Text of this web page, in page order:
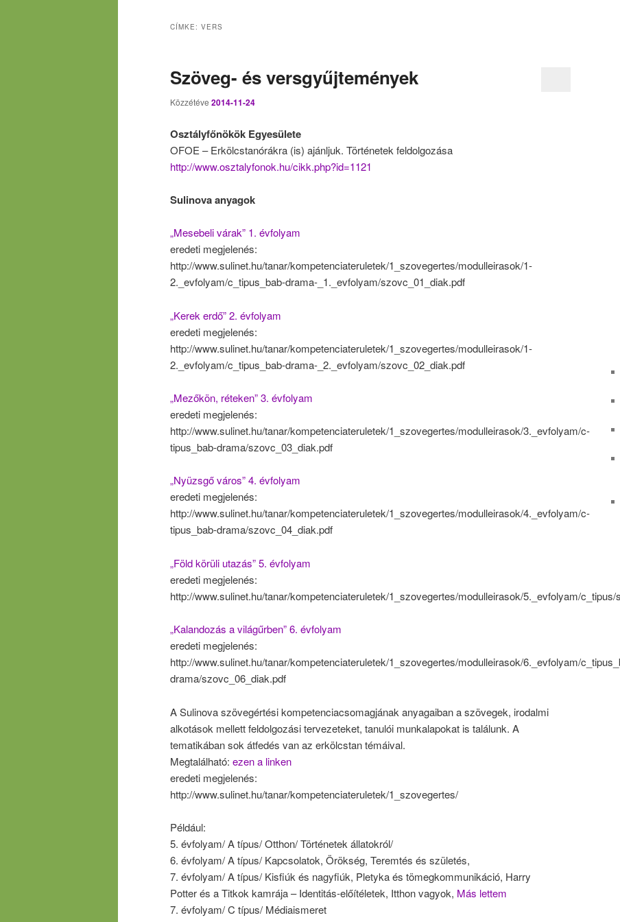
CÍMKE: VERS
Szöveg- és versgyűjtemények
Közzétéve 2014-11-24
Osztályfőnökök Egyesülete
OFOE – Erkölcstanórákra (is) ajánljuk. Történetek feldolgozása
http://www.osztalyfonok.hu/cikk.php?id=1121
Sulinova anyagok
„Mesebeli várak” 1. évfolyam
eredeti megjelenés:
http://www.sulinet.hu/tanar/kompetenciateruletek/1_szovegertes/modulleirasok/1-
2._evfolyam/c_tipus_bab-drama-_1._evfolyam/szovc_01_diak.pdf
„Kerek erdő” 2. évfolyam
eredeti megjelenés:
http://www.sulinet.hu/tanar/kompetenciateruletek/1_szovegertes/modulleirasok/1-
2._evfolyam/c_tipus_bab-drama-_2._evfolyam/szovc_02_diak.pdf
„Mezőkön, réteken” 3. évfolyam
eredeti megjelenés:
http://www.sulinet.hu/tanar/kompetenciateruletek/1_szovegertes/modulleirasok/3._evfolyam/c-
tipus_bab-drama/szovc_03_diak.pdf
„Nyüzsgő város” 4. évfolyam
eredeti megjelenés:
http://www.sulinet.hu/tanar/kompetenciateruletek/1_szovegertes/modulleirasok/4._evfolyam/c-
tipus_bab-drama/szovc_04_diak.pdf
„Föld körüli utazás” 5. évfolyam
eredeti megjelenés:
http://www.sulinet.hu/tanar/kompetenciateruletek/1_szovegertes/modulleirasok/5._evfolyam/
„Kalandozás a világűrben” 6. évfolyam
eredeti megjelenés:
http://www.sulinet.hu/tanar/kompetenciateruletek/1_szovegertes/modulleirasok/6._evfolyam/
drama/szovc_06_diak.pdf
A Sulinova szövegértési kompetenciacsomagjának anyagaiban a szövegek, irodalmi
alkotások mellett feldolgozási tervezeteket, tanulói munkalapokat is találunk. A
tematikában sok átfedés van az erkölcstan témáival.
Megtalálható: ezen a linken
eredeti megjelenés:
http://www.sulinet.hu/tanar/kompetenciateruletek/1_szovegertes/
Például:
5. évfolyam/ A típus/ Otthon/ Történetek állatokról/
6. évfolyam/ A típus/ Kapcsolatok, Örökség, Teremtés és születés,
7. évfolyam/ A típus/ Kisfiúk és nagyfiúk, Pletyka és tömegkommunikáció, Harry
Potter és a Titkok kamrája – Identitás-előítéletek, Itthon vagyok, Más lettem
7. évfolyam/ C típus/ Médiaismeret